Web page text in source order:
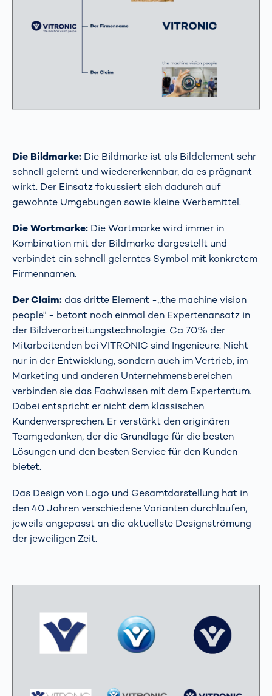
Die Bildmarke: Die Bildmarke ist als Bildelement sehr
schnell gelernt und wiedererkennbar, da es prägnant
wirkt. Der Einsatz fokussiert sich dadurch auf
gewohnte Umgebungen sowie kleine Werbemittel.
Die Wortmarke: Die Wortmarke wird immer in
Kombination mit der Bildmarke dargestellt und
verbindet ein schnell gelerntes Symbol mit konkretem
Firmennamen.
Der Claim: das dritte Element -,,the machine vision
people" - betont noch einmal den Expertenansatz in
der Bildverarbeitungstechnologie. Ca 70% der
Mitarbeitenden bei VITRONIC sind Ingenieure. Nicht
nur in der Entwicklung, sondern auch im Vertrieb, im
Marketing und anderen Unternehmensbereichen
verbinden sie das Fachwissen mit dem Expertentum.
Dabei entspricht er nicht dem klassischen
Kundenversprechen. Er verstärkt den originären
Teamgedanken, der die Grundlage für die besten
Lösungen und den besten Service für den Kunden
bietet.
Das Design von Logo und Gesamtdarstellung hat in
den 40 Jahren verschiedene Varianten durchlaufen,
jeweils angepasst an die aktuellste Designströmung
der jeweiligen Zeit.